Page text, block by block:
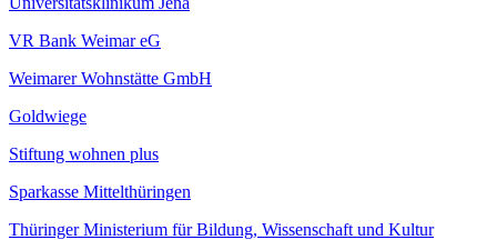
VR Bank Weimar eG
Weimarer Wohnstätte GmbH
Goldwiege
Stiftung wohnen plus
Sparkasse Mittelthüringen
Thüringer Ministerium für Bildung, Wissenschaft und Kultur